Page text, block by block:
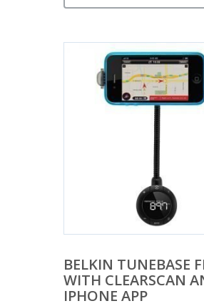
BELKIN TUNEBASE
WITH CLEARSCAN
IPHONE APP